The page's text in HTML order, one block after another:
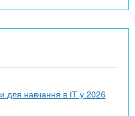
для навчання в ІТ у 2026